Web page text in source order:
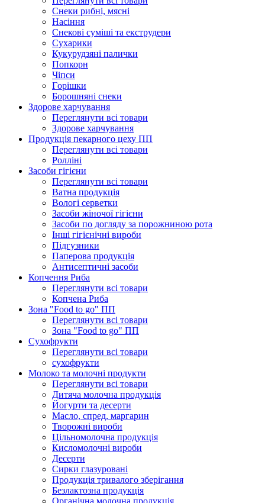
Снеки рибні, мясні
Насіння
Снекові суміші та екструдери
Сухарики
Кукурудзяні пaлички
Попкорн
Чіпси
Гoрішки
Борошняні снеки
Здорове харчування
Переглянути всі товари
Здорове харчування
Продукцiя пекарного цеху ПП
Переглянути всі товари
Ролліні
Засоби гігієни
Переглянути всі товари
Ватна продукція
Вологi серветки
Засоби жіночої гігієни
Засоби по догляду за порожниною рота
Інші гігієнічні вироби
Підгузники
Паперова продукція
Антисептичні засоби
Копчення Риба
Переглянути всі товари
Копчена Риба
Зона "Food to go" ПП
Переглянути всі товари
Зона "Food to go" ПП
Сухофрукти
Переглянути всі товари
сухофрукти
Молоко та молочні продукти
Переглянути всі товари
Дитяча молочна продукція
Йогурти та десерти
Масло, спред, маргарин
Творожні вироби
Цільномолочна продукція
Кисломолочні вироби
Десерти
Сирки глазуровані
Продукція тривалого зберігання
Безлактозна продукція
Органічна молочна продукція